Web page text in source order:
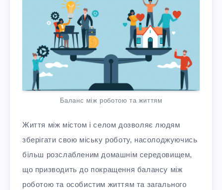
Баланс між роботою та життям
Життя між містом і селом дозволяє людям
зберігати свою міську роботу, насолоджуючись
більш розслабленим домашнім середовищем,
що призводить до покращення балансу між
роботою та особистим життям та загального